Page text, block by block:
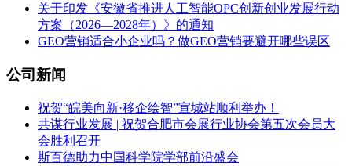
关于印发《安徽省推进人工智能OPC创新创业发展行动
方案（2026—2028年）》的通知
GEO营销适合小企业吗？做GEO营销要避开哪些误区
公司新闻
祝贺“皖美向新·移企绘智”宣城站顺利举办！
共谋行业发展 | 祝贺合肥市会展行业协会第五次会员大
会胜利召开
斯百德助力中国科学院学部前沿盛会